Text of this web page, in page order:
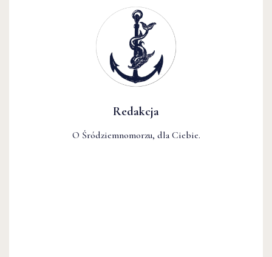
Redakcja
O Śródziemnomorzu, dla Ciebie.